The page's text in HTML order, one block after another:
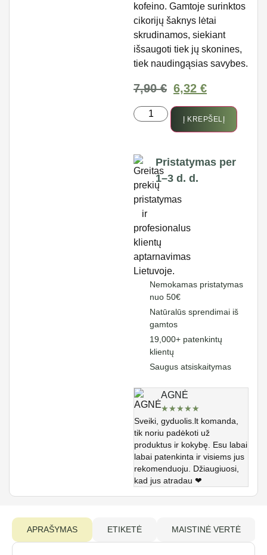
kofeino. Gamtoje surinktos
cikorijų šaknys lėtai
skrudinamos, siekiant
išsaugoti tiek jų skonines,
tiek naudingąsias savybes.
7,90€ 6,32 €
Į KREPŠELĮ
Pristatymas per
1–3 d. d.
Nemokamas pristatymas
nuo 50€
Natūralūs sprendimai iš
gamtos
19,000+ patenkintų
klientų
Saugus atsiskaitymas
AGNĖ
★★★★★
Sveiki, gyduolis.lt komanda,
tik noriu padėkoti už
produktus ir kokybę. Esu labai
labai patenkinta ir visiems jus
rekomenduoju. Džiaugiuosi,
kad jus atradau ❤
APRAŠYMAS ETIKETĖ MAISTINĖ VERTĖ